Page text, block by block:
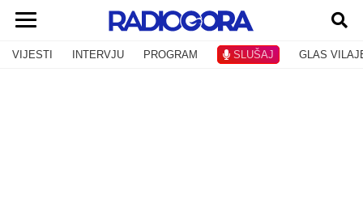
VIJESTI INTERVJU PROGRAM SLUŠAJ GLAS